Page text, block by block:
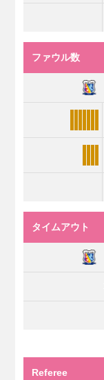
ファウル数
タイムアウト
Referee